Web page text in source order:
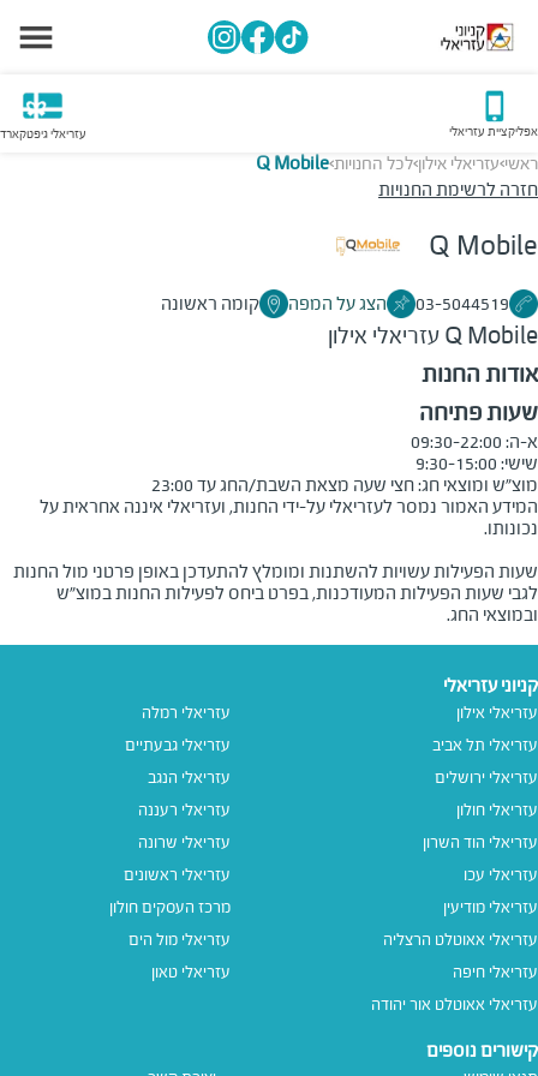
אפליקציית עזריאלי עזריאלי גיפטקארד
ראשי>עזריאלי אילון>לכל החנויות>
Q Mobile
חזרה לרשימת החנויות
Q Mobile
03-5044519 הצג על המפה קומה ראשונה
Q Mobile עזריאלי אילון
אודות החנות
שעות פתיחה
מוצ״ש ומוצאי חג: חצי שעה מצאת השבת/החג עד 23:00
המידע האמור נמסר לעזריאלי על-ידי החנות, ועזריאלי איננה אחראית על
שעות הפעילות עשויות להשתנות ומומלץ להתעדכן באופן פרטני מול החנות
לגבי שעות הפעילות המעודכנות, בפרט ביחס לפעילות החנות במוצ"ש
ובמוצאי החג.
קניוני עזריאלי
עזריאלי אילון
עזריאלי תל אביב
עזריאלי ירושלים
עזריאלי חולון
עזריאלי הוד השרון
עזריאלי עכו
עזריאלי מודיעין
עזריאלי אאוטלט הרצליה
עזריאלי חיפה
עזריאלי אאוטלט אור יהודה
עזריאלי רמלה
עזריאלי גבעתיים
עזריאלי הנגב
עזריאלי רעננה
עזריאלי שרונה
עזריאלי ראשונים
מרכז העסקים חולון
עזריאלי מול הים
עזריאלי טאון
קישורים נוספים